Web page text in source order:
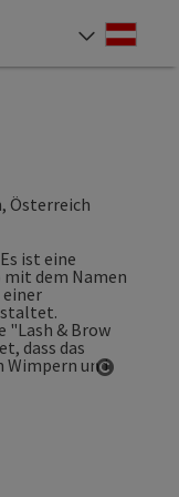
Österreich